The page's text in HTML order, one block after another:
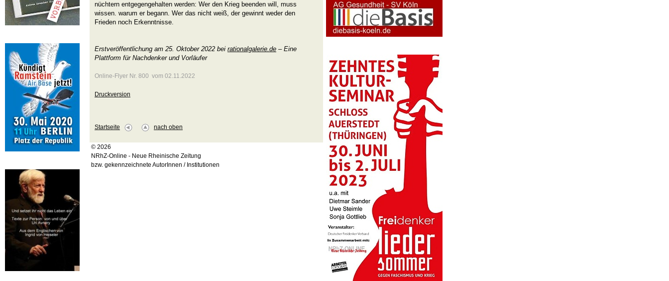
nüchtern entgegengehalten werden: Wer den Krieg beenden will, muss
wissen. warum er begann. Wer das nicht weiß, der gewinnt weder den
Frieden noch Erkenntnisse.
Erstveröffentlichung am 25. Oktober 2022 bei rationalgalerie.de – Eine
Plattform für Nachdenker und Vorläufer
Online-Flyer Nr. 800 vom 02.11.2022
Druckversion
Startseite nach oben
© 2026
NRhZ-Online - Neue Rheinische Zeitung
bzw. gekennzeichnete AutorInnen / Institutionen